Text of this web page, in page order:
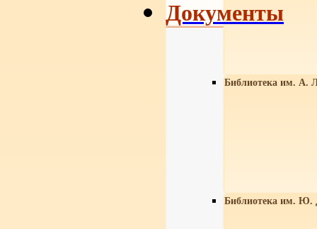
Библиотека им. А.
Библиотека им. Ю.
Документы